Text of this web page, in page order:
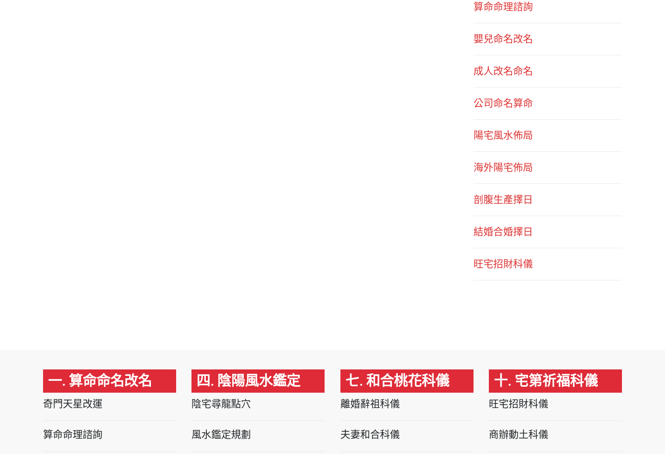
算命命理諮詢
嬰兒命名改名
成人改名命名
公司命名算命
陽宅風水佈局
海外陽宅佈局
剖腹生產擇日
結婚合婚擇日
旺宅招財科儀
一. 算命命名改名
奇門天星改運
算命命理諮詢
四. 陰陽風水鑑定
陰宅尋龍點穴
風水鑑定規劃
七. 和合桃花科儀
離婚辭祖科儀
夫妻和合科儀
十. 宅第祈福科儀
旺宅招財科儀
商辦動土科儀